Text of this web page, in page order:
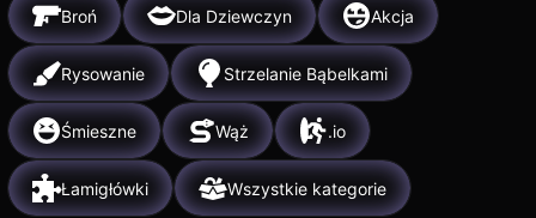
Broń Dla Dziewczyn Akcja
Rysowanie Strzelanie Bąbelkami
Śmieszne Wąż .io
Łamigłówki Wszystkie kategorie